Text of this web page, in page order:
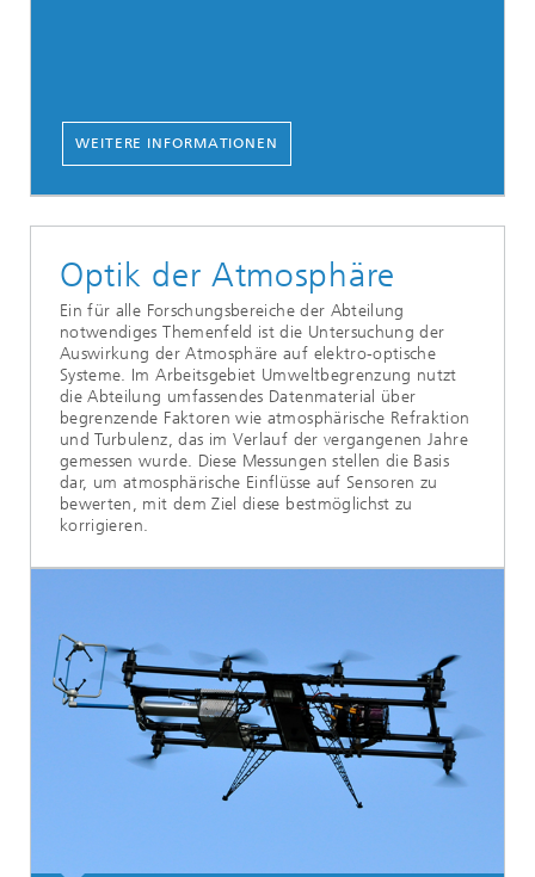
WEITERE INFORMATIONEN
Optik der Atmosphäre
Ein für alle Forschungsbereiche der Abteilung
notwendiges Themenfeld ist die Untersuchung der
Auswirkung der Atmosphäre auf elektro-optische
Systeme. Im Arbeitsgebiet Umweltbegrenzung nutzt
die Abteilung umfassendes Datenmaterial über
begrenzende Faktoren wie atmosphärische Refraktion
und Turbulenz, das im Verlauf der vergangenen Jahre
gemessen wurde. Diese Messungen stellen die Basis
dar, um atmosphärische Einflüsse auf Sensoren zu
bewerten, mit dem Ziel diese bestmöglichst zu
korrigieren.